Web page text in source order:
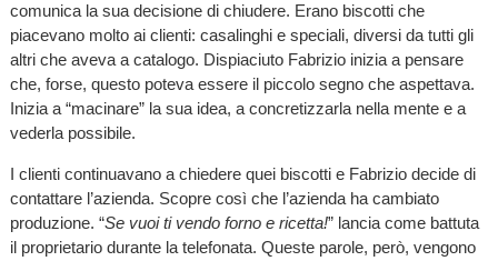
comunica la sua decisione di chiudere. Erano biscotti che
piacevano molto ai clienti: casalinghi e speciali, diversi da tutti gli
altri che aveva a catalogo. Dispiaciuto Fabrizio inizia a pensare
che, forse, questo poteva essere il piccolo segno che aspettava.
Inizia a “macinare” la sua idea, a concretizzarla nella mente e a
vederla possibile.
I clienti continuavano a chiedere quei biscotti e Fabrizio decide di
contattare l’azienda. Scopre così che l’azienda ha cambiato
produzione. “Se vuoi ti vendo forno e ricetta!” lancia come battuta
il proprietario durante la telefonata. Queste parole, però, vengono